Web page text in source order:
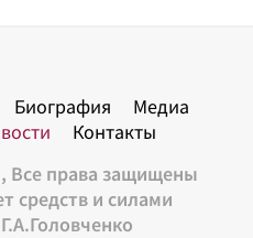
Все права защищены
средств и силами
Биография
Медиа
Контакты